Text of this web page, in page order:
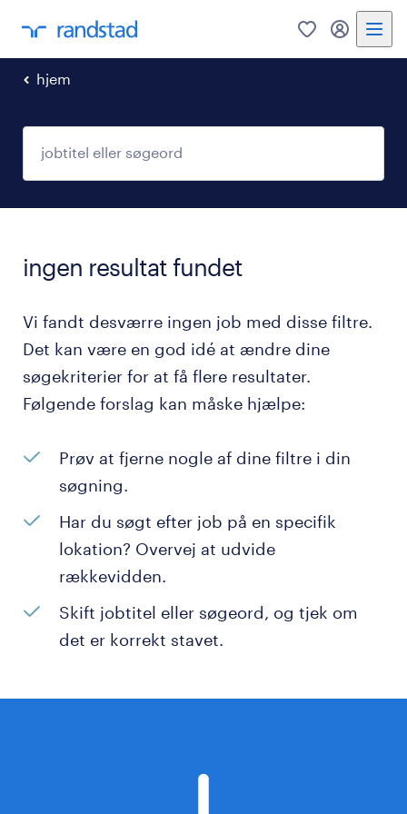
0
hjem
ingen resultat fundet
Vi fandt desværre ingen job med disse filtre.
Det kan være en god idé at ændre dine
søgekriterier for at få flere resultater.
Følgende forslag kan måske hjælpe:
Prøv at fjerne nogle af dine filtre i din
søgning.
Har du søgt efter job på en specifik
lokation? Overvej at udvide
rækkevidden.
Skift jobtitel eller søgeord, og tjek om
det er korrekt stavet.